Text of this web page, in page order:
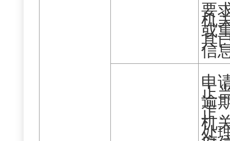
要
机
或
具
信
申
正
逾
正
机
处